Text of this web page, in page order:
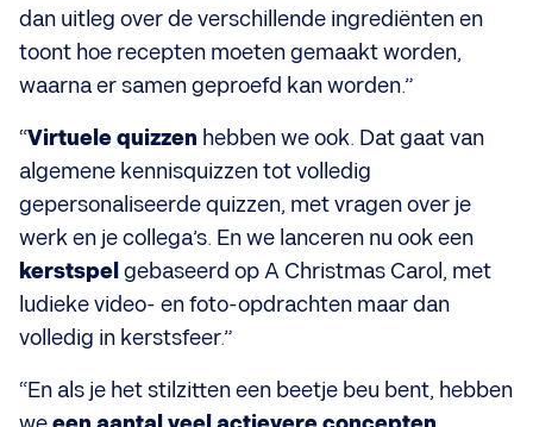
dan uitleg over de verschillende ingrediënten en
toont hoe recepten moeten gemaakt worden,
waarna er samen geproefd kan worden.”
“Virtuele quizzen hebben we ook. Dat gaat van
algemene kennisquizzen tot volledig
gepersonaliseerde quizzen, met vragen over je
werk en je collega’s. En we lanceren nu ook een
kerstspel gebaseerd op A Christmas Carol, met
ludieke video- en foto-opdrachten maar dan
volledig in kerstsfeer.”
“En als je het stilzitten een beetje beu bent, hebben